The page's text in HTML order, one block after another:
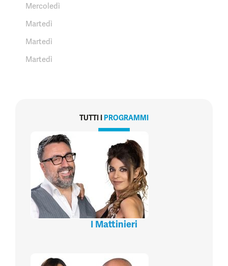
Mercoledì
Martedì
Martedì
Martedì
TUTTI I PROGRAMMI
I Mattinieri